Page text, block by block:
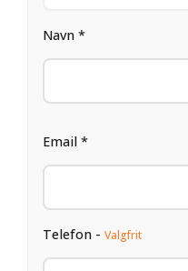
Navn *
Email *
Telefon - Valgfrit